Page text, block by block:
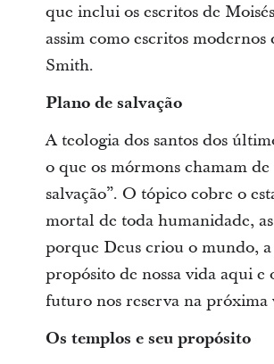
que inclui os escritos de
assim como escritos modernos
Smith.
Plano de salvação
A teologia dos santos dos
o que os mórmons chamam
salvação”. O tópico cobre o
mortal de toda humanidade,
porque Deus criou o mundo,
propósito de nossa vida aqui e
futuro nos reserva na próxima
Os templos e seu propósito